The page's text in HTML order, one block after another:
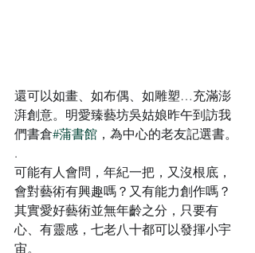
還可以如畫、如布偶、如雕塑…充滿澎
湃創意。明愛臻藝坊吳姑娘昨午到訪我
們書倉#蒲書館 ，為中心的老友記選書。
.
可能有人會問，年紀一把，又沒根底，
會對藝術有興趣嗎？又有能力創作嗎？
其實愛好藝術並無年齡之分，只要有
心、有靈感，七老八十都可以發揮小宇
宙。